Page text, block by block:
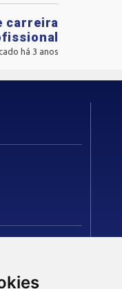
carreira
há 3 anos